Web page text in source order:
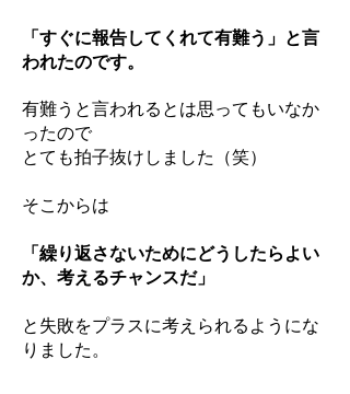
「すぐに報告してくれて有難う」と言
われたのです。
有難うと言われるとは思ってもいなか
ったので
とても拍子抜けしました（笑）
そこからは
「繰り返さないためにどうしたらよい
か、考えるチャンスだ」
と失敗をプラスに考えられるようにな
りました。